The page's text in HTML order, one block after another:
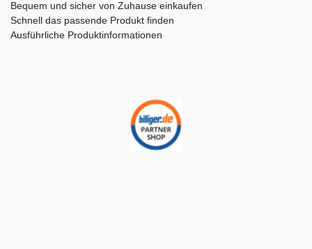
Bequem und sicher von Zuhause einkaufen
Schnell das passende Produkt finden
Ausführliche Produktinformationen